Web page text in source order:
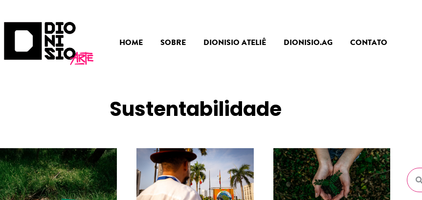
HOME SOBRE DIONISIO ATELIÊ DIONISIO.AG CONTATO
Sustentabilidade